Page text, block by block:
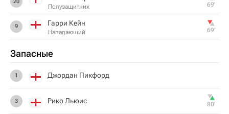
Полузащитник 69‎’‎
9 Гарри Кейн
Нападающий 69‎’‎
Запасные
1 Джордан Пикфорд
3 Рико Льюис 80‎’‎